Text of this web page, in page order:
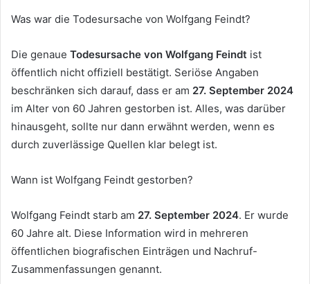
Was war die Todesursache von Wolfgang Feindt?
Die genaue Todesursache von Wolfgang Feindt ist
öffentlich nicht offiziell bestätigt. Seriöse Angaben
beschränken sich darauf, dass er am 27. September 2024
im Alter von 60 Jahren gestorben ist. Alles, was darüber
hinausgeht, sollte nur dann erwähnt werden, wenn es
durch zuverlässige Quellen klar belegt ist.
Wann ist Wolfgang Feindt gestorben?
Wolfgang Feindt starb am 27. September 2024. Er wurde
60 Jahre alt. Diese Information wird in mehreren
öffentlichen biografischen Einträgen und Nachruf-
Zusammenfassungen genannt.